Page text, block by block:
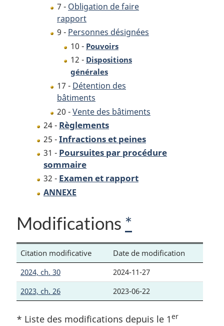
7 - Obligation de faire
rapport
9 - Personnes désignées
10 - Pouvoirs
12 - Dispositions
générales
17 - Détention des
bâtiments
20 -Vente des bâtiments
24 - Règlements
25 -Infractions et peines
31 - Poursuites par procédure
sommaire
32 - Examen et rapport
ANNEXE
Modifications *
Citation modificative
Date de modification
2024, ch. 30
2024-11-27
2023, ch. 26
2023-06-22
* Liste des modifications depuis le 1er